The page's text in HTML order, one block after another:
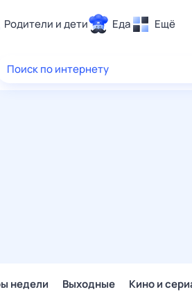
Родители и дети Еда Ещё
Здоровье
Поиск по интернету
недели Выходные Кино и